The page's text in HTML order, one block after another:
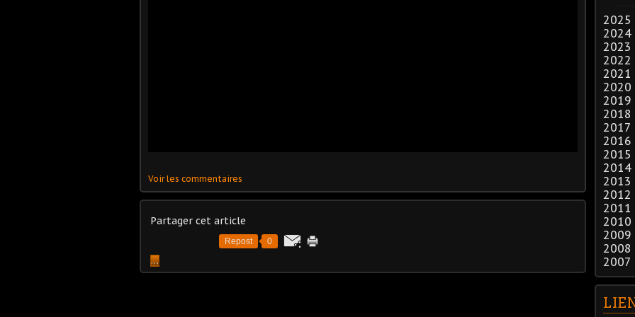
Voir les commentaires
Partager cet article
Repost 0
…
2025
2024
2023
2022
2021
2020
2019
2018
2017
2016
2015
2014
2013
2012
2011
2010
2009
2008
2007